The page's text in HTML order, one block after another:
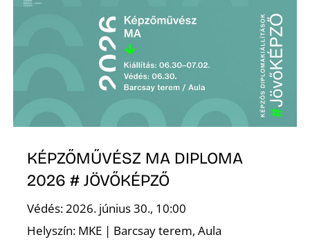
KÉPZŐMŰVÉSZ MA DIPLOMA
2026 # JÖVŐKÉPZŐ
Védés: 2026. június 30., 10:00
Helyszín: MKE | Barcsay terem, Aula